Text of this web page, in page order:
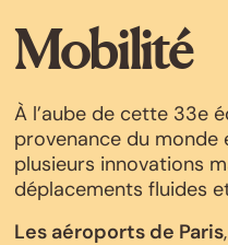
Mobilité
À l’aube de cette 33e
provenance du monde
plusieurs innovations
déplacements fluides
Les aéroports de Paris